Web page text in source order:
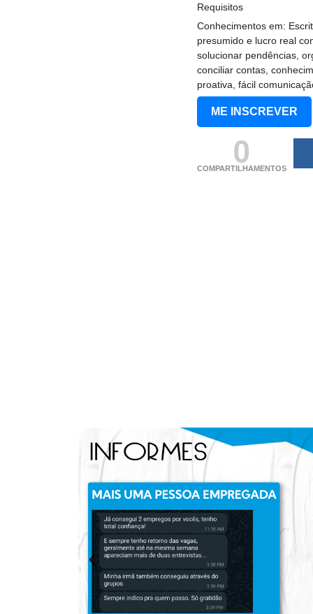
Requisitos
Conhecimentos em:
presumido e lucro real
solucionar pendências,
conciliar contas,
proativa, fácil
ME INSCREVER
0
COMPARTILHAMENTOS